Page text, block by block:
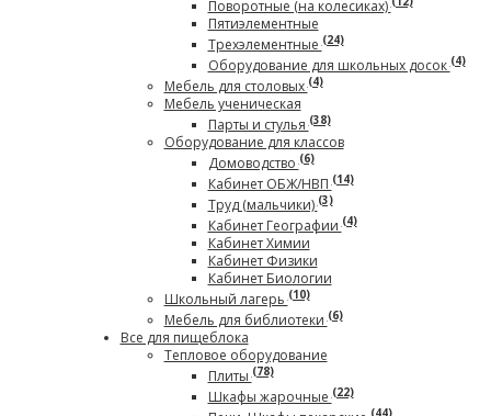
Поворотные (на колесиках)
Пятиэлементные
Трехэлементные(24)
Оборудование для школьных досок(4)
Мебель для столовых(4)
Мебель ученическая
Парты и стулья(38)
Оборудование для классов
Домоводство(6)
Кабинет ОБЖ/НВП(14)
Труд (мальчики)(3)
Кабинет Географии(4)
Кабинет Химии
Кабинет Физики
Кабинет Биологии
Школьный лагерь(10)
Мебель для библиотеки(6)
Все для пищеблока
Тепловое оборудование
Плиты(78)
Шкафы жарочные(22)
(44)